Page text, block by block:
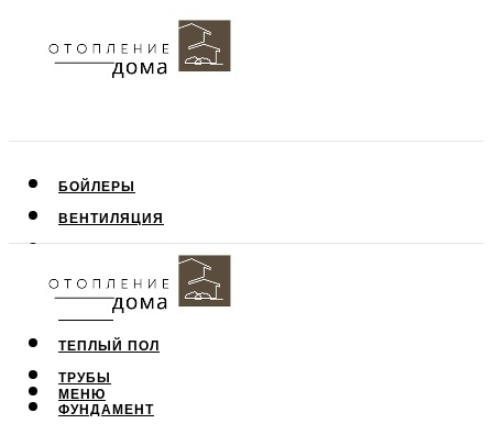
БОЙЛЕРЫ
ВЕНТИЛЯЦИЯ
ПОТОЛОК
СТЕНЫ
ТЕПЛЫЙ ПОЛ
ТРУБЫ
ФУНДАМЕНТ
МЕНЮ